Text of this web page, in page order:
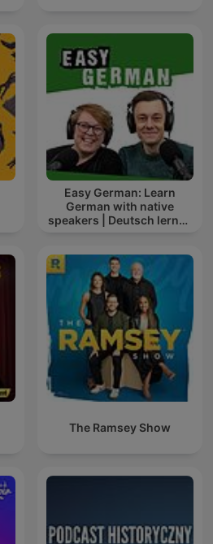
Easy German: Learn
German with native
speakers | Deutsch lernen
The Ramsey Show